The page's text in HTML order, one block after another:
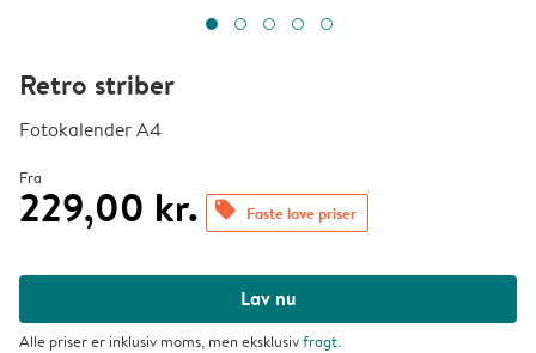
Retro striber
Fotokalender A4
Fra
229,00 kr. offers Faste lave priser
Lav nu
Alle priser er inklusiv moms, men eksklusivfragt.